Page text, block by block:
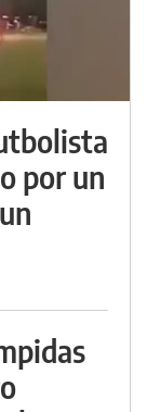
por un